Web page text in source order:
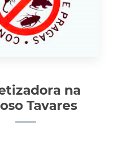
na
Tavares